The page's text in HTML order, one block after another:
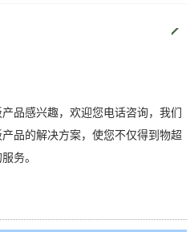
品感兴趣，欢迎您电话咨询，我们
品的解决方案，使您不仅得到物超
务。